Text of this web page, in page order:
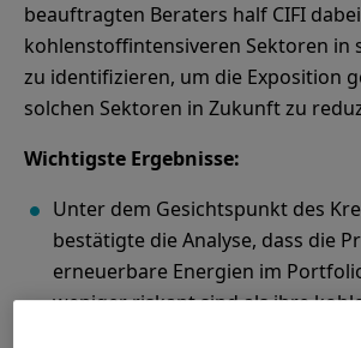
beauftragten Beraters half CIFI
kohlenstoffintensiveren Sektoren in
zu identifizieren, um die Exposition
solchen Sektoren in Zukunft zu
Wichtigste Ergebnisse:
Unter dem Gesichtspunkt des
bestätigte die Analyse, dass die
erneuerbare Energien im
weniger riskant sind als ihre